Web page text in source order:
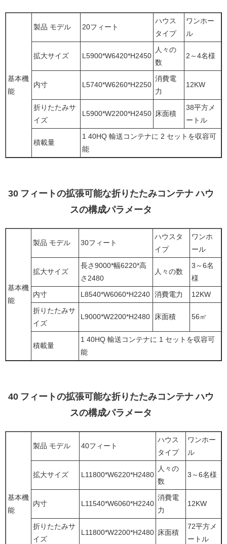
基本機
能
製品 モデル 20フィート
ハウス
タイプ
ワンホー
ル
拡大サイズ L5900*W6420*H2450
人々の
数
2～4名様
内寸 L5740*W6260*H2250
消費電
力
12KW
折りたたみサ
イズ
L5900*W2200*H2450 床面積
38平方メ
ートル
積載量
1 40HQ 輸送コンテナに 2 セットを収容可
能
30 フィートの拡張可能な折りたたみコンテナ ハウ
スの構成パラメータ
基本機
能
製品 モデル 30フィート
ハウスタ
イプ
ワンホ
ール
拡大サイズ
長さ9000*幅6220*高
さ2480
人々の数
3～6名
様
内寸
L8540*W6060*H2240 消費電力
12KW
折りたたみサ
イズ
L9000*W2200*H2480 床面積 56㎡
積載量
1 40HQ 輸送コンテナに 1 セットを収容可
能
40 フィートの拡張可能な折りたたみコンテナ ハウ
スの構成パラメータ
基本機
能
製品 モデル 40フィート
ハウス
タイプ
ワンホー
ル
拡大サイズ L11800*W6220*H2480
人々の
数
3～6名様
内寸 L11540*W6060*H2240
消費電
力
12KW
折りたたみサ
イズ
L11800*W2200*H2480 床面積
72平方メ
ートル